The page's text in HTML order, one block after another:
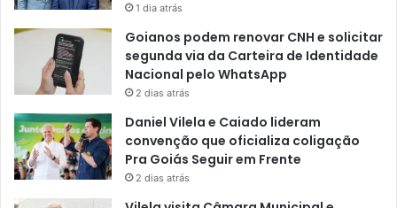
1 dia atrás
Goianos podem renovar CNH e solicitar
segunda via da Carteira de Identidade
Nacional pelo WhatsApp
2 dias atrás
Daniel Vilela e Caiado lideram
convenção que oficializa coligação
Pra Goiás Seguir em Frente
2 dias atrás